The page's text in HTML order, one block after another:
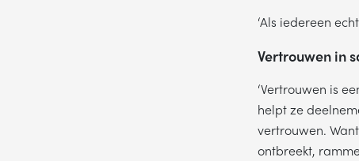
‘Als iedereen
Vertrouwen in
‘Vertrouwen is
helpt ze
vertrouwen.
ontbreekt,